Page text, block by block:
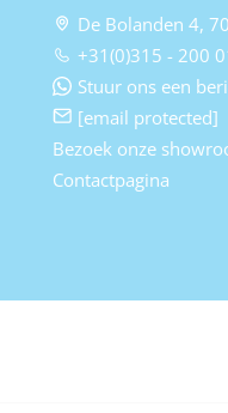
De Bolanden 4,
+31(0)315 - 200
Stuur ons een
[email protected]
Bezoek onze
Contactpagina